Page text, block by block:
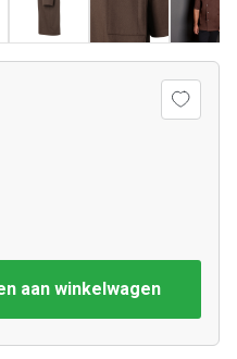
aan winkelwagen